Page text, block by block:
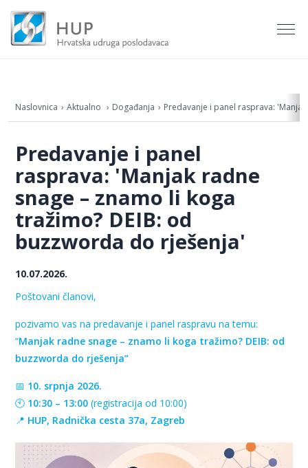
Naslovnica Aktualno Događanja Predavanje i panel rasprava:
Predavanje i panel
rasprava: 'Manjak radne
snage – znamo li koga
tražimo? DEIB: od
buzzworda do rješenja'
10.07.2026.
Poštovani članovi,
pozivamo vas na predavanje i panel raspravu na temu:
“Manjak radne snage – znamo li koga tražimo? DEIB: od
buzzworda do rješenja”
📅 10. srpnja 2026.
🕙 10:30 – 13:00 (registracija od 10:00)
📍 HUP, Radnička cesta 37a, Zagreb